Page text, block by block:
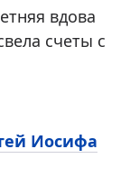
вдова
счеты с
Иосифа